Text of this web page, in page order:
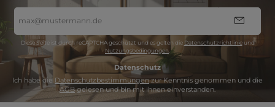
Mail-
Adresse
Diese Seite ist durch reCAPTCHA geschützt und es gelten die Datenschutzrichtlinieund
Nutzungsbedingungen.
Datenschutz
Ich habe die Datenschutzbestimmungenzur Kenntnis genommen und die
AGBgelesen und bin mit ihnen einverstanden.